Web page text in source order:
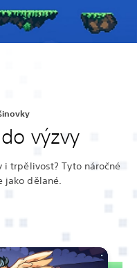
výzvy
i trpělivost? Tyto náročné
jako dělané.